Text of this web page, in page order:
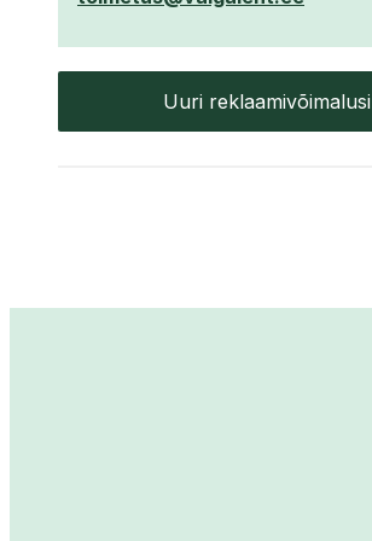
Uuri reklaamivõimalusi